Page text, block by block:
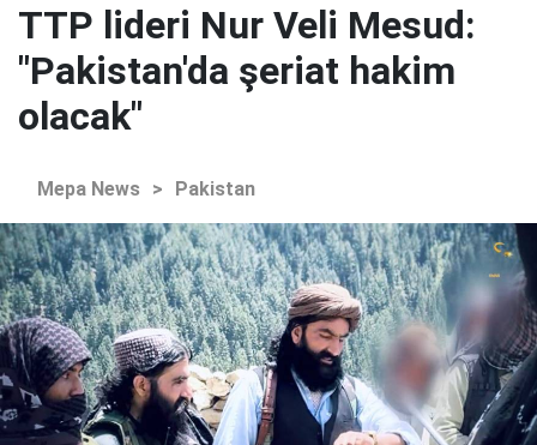
TTP lideri Nur Veli Mesud:
"Pakistan'da şeriat hakim
olacak"
Mepa News > Pakistan